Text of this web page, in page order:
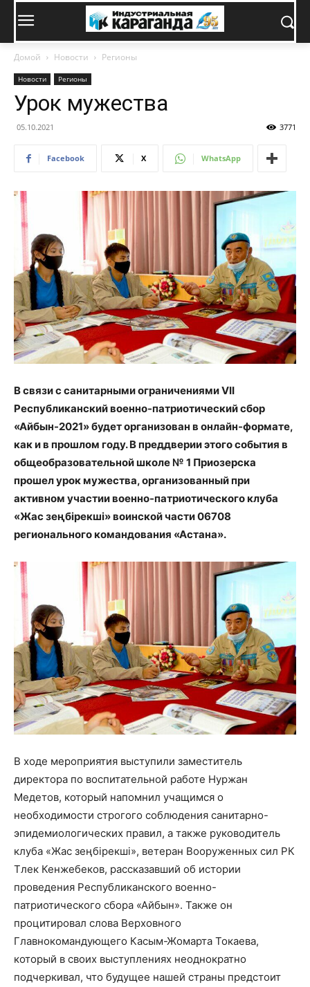
Домой Новости Регионы
Новости Регионы
Урок мужества
05.10.2021 3771
Facebook X WhatsApp
В связи с санитарными ограничениями VII
Республиканский военно-патриотический сбор
«Айбын-2021» будет организован в онлайн-формате,
как и в прошлом году. В преддверии этого события в
общеобразовательной школе № 1 Приозерска
прошел урок мужества, организованный при
активном участии военно-патриотического клуба
«Жас зеңбірекші» воинской части 06708
регионального командования «Астана».
В ходе мероприятия выступили заместитель
директора по воспитательной работе Нуржан
Медетов, который напомнил учащимся о
необходимости строгого соблюдения санитарно-
эпидемиологических правил, а также руководитель
клуба «Жас зеңбірекші», ветеран Вооруженных сил РК
Тлек Кенжебеков, рассказавший об истории
проведения Республиканского военно-
патриотического сбора «Айбын». Также он
процитировал слова Верховного
Главнокомандующего Касым-Жомарта Токаева,
который в своих выступлениях неоднократно
подчеркивал, что будущее нашей страны предстоит